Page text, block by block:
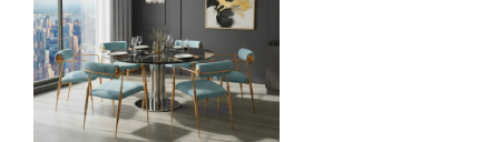
Bàn ăn Colosseo không chỉ là nơi sum họp
của gia đình mà còn là điểm nhấn sang trọng
trong phòng ăn. Với thiết kế tinh tế và chất
liệu cao cấp, bàn Colosseo mang lại trải
nghiệm sử dụng tối ưu, bền bỉ theo thời gian.